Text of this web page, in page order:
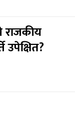
राजकीय
उपेक्षित?